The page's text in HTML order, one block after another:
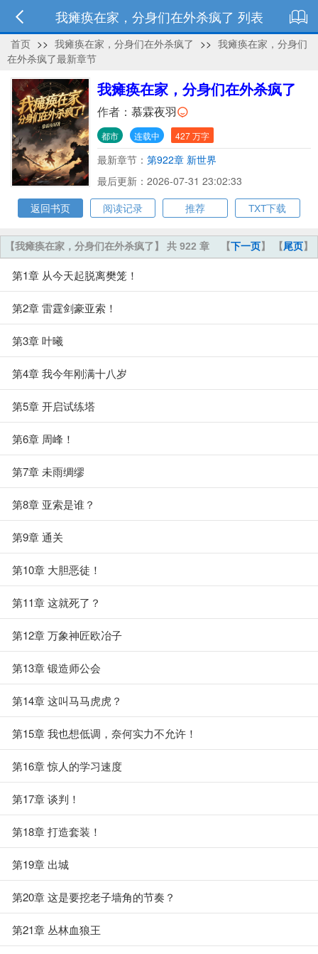
我瘫痪在家，分身们在外杀疯了 列表
首页 >> 我瘫痪在家，分身们在外杀疯了 >> 我瘫痪在家，分身们
在外杀疯了最新章节
我瘫痪在家，分身们在外杀疯了
作者： 慕霖夜羽
都市 连载中 427 万字
最新章节： 第922章 新世界
最后更新：2026-07-31 23:02:33
返回书页
阅读记录 推荐 TXT下载
【下一页】 【尾页】
【我瘫痪在家，分身们在外杀疯了】 共 922 章
第1章 从今天起脱离樊笼！
第2章 雷霆剑豪亚索！
第3章 叶曦
第4章 我今年刚满十八岁
第5章 开启试练塔
第6章 周峰！
第7章 未雨绸缪
第8章 亚索是谁？
第9章 通关
第10章 大胆恶徒！
第11章 这就死了？
第12章 万象神匠欧冶子
第13章 锻造师公会
第14章 这叫马马虎虎？
第15章 我也想低调，奈何实力不允许！
第16章 惊人的学习速度
第17章 谈判！
第18章 打造套装！
第19章 出城
第20章 这是要挖老子墙角的节奏？
第21章 丛林血狼王